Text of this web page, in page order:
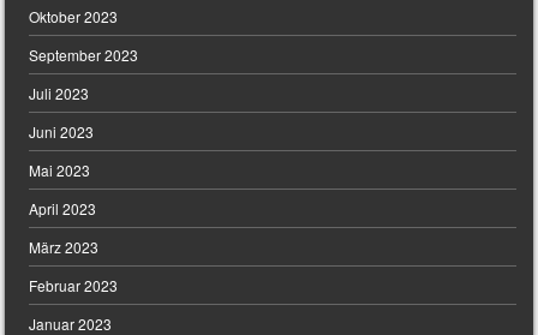
Oktober 2023
September 2023
Juli 2023
Juni 2023
Mai 2023
April 2023
März 2023
Februar 2023
Januar 2023